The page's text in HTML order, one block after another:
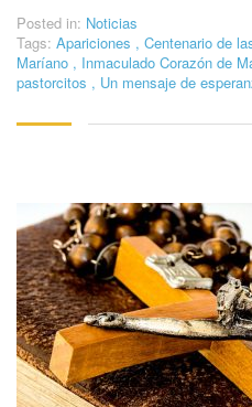
Posted in: Noticias
Tags: Apariciones , Centenario de
Maríano , Inmaculado Corazón de
pastorcitos , Un mensaje de